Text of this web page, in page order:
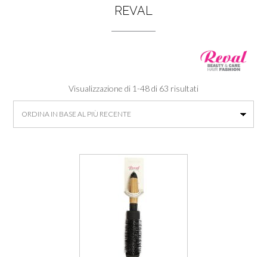
REVAL
Visualizzazione di 1-48 di 63 risultati